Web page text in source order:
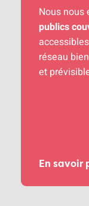
Nous nous
publics
réseau
et
En savoir